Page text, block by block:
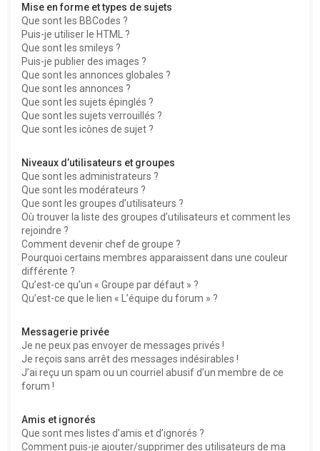
Mise en forme et types de sujets
Que sont les BBCodes ?
Puis-je utiliser le HTML ?
Que sont les smileys ?
Puis-je publier des images ?
Que sont les annonces globales ?
Que sont les annonces ?
Que sont les sujets épinglés ?
Que sont les sujets verrouillés ?
Que sont les icônes de sujet ?
Niveaux d’utilisateurs et groupes
Que sont les administrateurs ?
Que sont les modérateurs ?
Que sont les groupes d’utilisateurs ?
Où trouver la liste des groupes d’utilisateurs et comment les
rejoindre ?
Comment devenir chef de groupe ?
Pourquoi certains membres apparaissent dans une couleur
différente ?
Qu’est-ce qu’un « Groupe par défaut » ?
Qu’est-ce que le lien « L’équipe du forum » ?
Messagerie privée
Je ne peux pas envoyer de messages privés !
Je reçois sans arrêt des messages indésirables !
J’ai reçu un spam ou un courriel abusif d’un membre de ce
forum !
Amis et ignorés
Que sont mes listes d’amis et d’ignorés ?
Comment puis-je ajouter/supprimer des utilisateurs de ma